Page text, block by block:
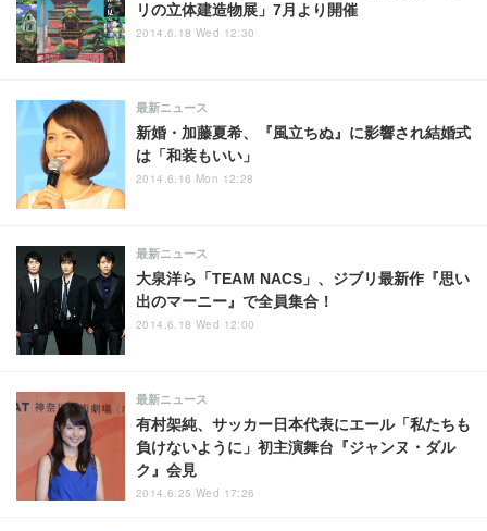
リの立体建造物展」7月より開催
2014.6.18 Wed 12:30
新婚・加藤夏希、『風立ちぬ』に影響され結婚式
は「和装もいい」
最新ニュース
2014.6.16 Mon 12:28
大泉洋ら「TEAM NACS」、ジブリ最新作『思い
出のマーニー』で全員集合！
最新ニュース
2014.6.18 Wed 12:00
有村架純、サッカー日本代表にエール「私たちも
負けないように」初主演舞台『ジャンヌ・ダル
ク』会見
最新ニュース
2014.6.25 Wed 17:26